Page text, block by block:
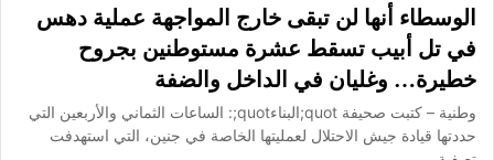
الوسطاء أنها لن تبقى خارج المواجهة عملية دهس
في تل أبيب تسقط عشرة مستوطنين بجروح
خطيرة… وغليان في الداخل والضفة
وطنية – كتبت صحيفة quot;البناءquot;: الساعات الثماني والأربعين التي
حددتها قيادة جيش الاحتلال لعمليتها الخاصة في جنين، التي استهدفت